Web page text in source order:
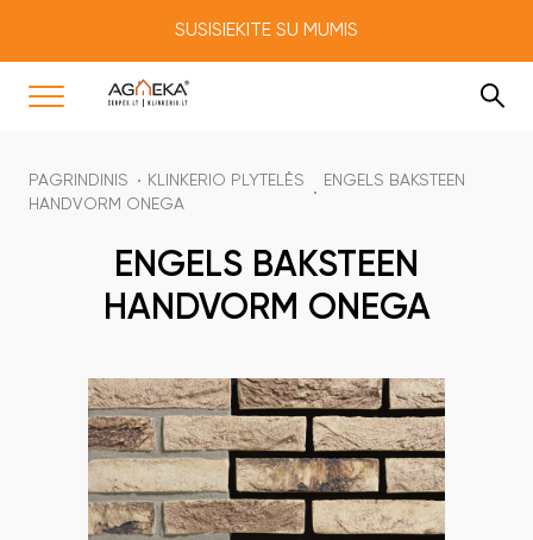
SUSISIEKITE SU MUMIS
PAGRINDINIS KLINKERIO PLYTELĖS
ENGELS BAKSTEEN
HANDVORM ONEGA
ENGELS BAKSTEEN
HANDVORM ONEGA